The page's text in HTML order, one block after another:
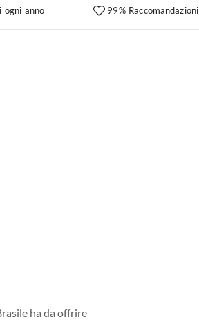
ogni anno 99% Raccomandazioni
ha da offrire